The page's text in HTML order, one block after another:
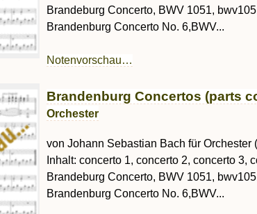
Brandeburg Concerto, BWV 1051,
Brandenburg Concerto No. 6,BWV...
Notenvorschau…
Brandenburg Concertos (parts
Orchester
von Johann Sebastian Bach für Orchester
Inhalt: concerto 1, concerto 2, concerto 3,
Brandeburg Concerto, BWV 1051,
Brandenburg Concerto No. 6,BWV...